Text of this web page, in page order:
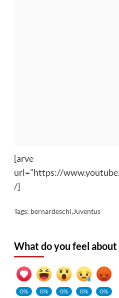
[arve
url=”https://
/]
Tags: bernardeschi,Juventus
What do you feel about
0%
0%
0%
0%
0%